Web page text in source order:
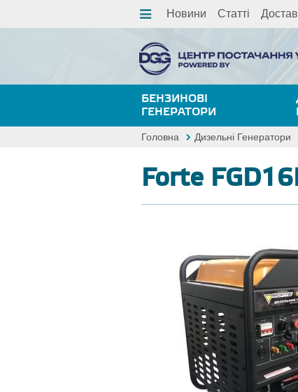
Новини Статті
БЕНЗИНОВІ
ГЕНЕРАТОРИ
Головна Дизельні Генератори
Forte